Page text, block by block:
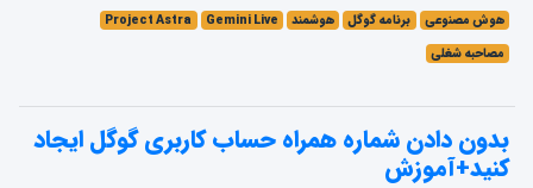
هوش مصنوعی
برنامه گوگل هوشمند Gemini Live
Project Astra
مصاحبه شغلی
بدون دادن شماره همراه حساب کاربری گوگل ایجاد
کنید+آموزش